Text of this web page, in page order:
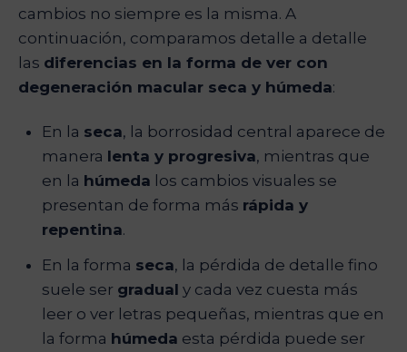
cambios no siempre es la misma. A
continuación, comparamos detalle a detalle
las diferencias en la forma de ver con
degeneración macular seca y húmeda:
En la seca, la borrosidad central aparece de
manera lenta y progresiva, mientras que
en la húmeda los cambios visuales se
presentan de forma más rápida y
repentina.
En la forma seca, la pérdida de detalle fino
suele ser gradual y cada vez cuesta más
leer o ver letras pequeñas, mientras que en
la forma húmeda esta pérdida puede ser